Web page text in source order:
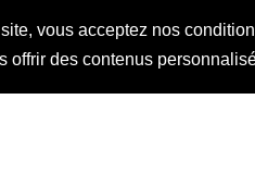
vous acceptez nos
offrir des contenus